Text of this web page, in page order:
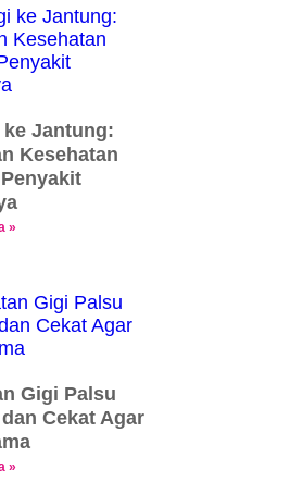
Jantung:
Kesehatan
»
Gigi Palsu
Cekat Agar
»